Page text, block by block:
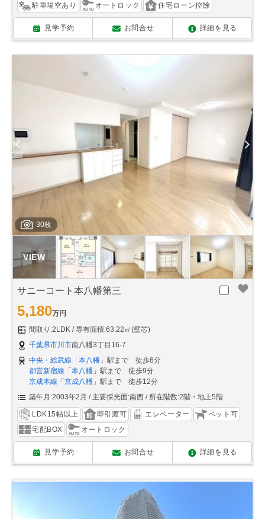
駐車場空あり
オートロック 住宅ローン控除
見学予約 お問合せ 詳細を見る
30枚
サニーコート本八幡第三
5,180万円
間取り:2LDK
専有面積:63.22㎡(壁芯)
千葉県市川市南八幡3丁目16-7
中央・総武線 「 本八幡 」駅まで 徒歩6分
都営新宿線 「 本八幡 」駅まで 徒歩9分
京成本線 「 京成八幡 」駅まで 徒歩12分
築年月:2003年2月
主要採光面:南西 所在階数:2階・地上5階
LDK15帖以上 即引渡可 エレベーター
ペット可
宅配BOX
オートロック
見学予約 お問合せ 詳細を見る